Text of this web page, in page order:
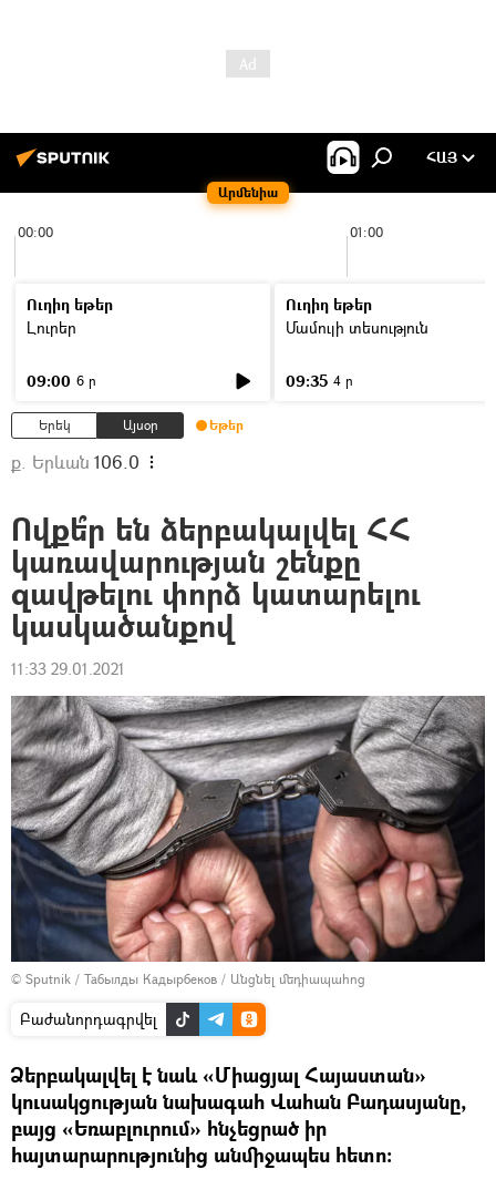
Արմենիա
ՀԱՅ
00:00 01:00
Ուղիղ եթեր
Լուրեր
09:00 6 ր
Ուղիղ եթեր
Մամուլի տեսություն
09:35 4 ր
Երեկ Այսօր Եթեր
ք. Երևան 106.0
Ովքե՞ր են ձերբակալվել ՀՀ
կառավարության շենքը
զավթելու փորձ կատարելու
կասկածանքով
11:33 29.01.2021
© Sputnik / Табылды Кадырбеков / Անցնել մեդիապահոց
Բաժանորդագրվել
Ձերբակալվել է նաև «Միացյալ Հայաստան»
կուսակցության նախագահ Վահան Բադասյանը,
բայց «Եռաբլուրում» հնչեցրած իր
հայտարարությունից անմիջապես հետո։